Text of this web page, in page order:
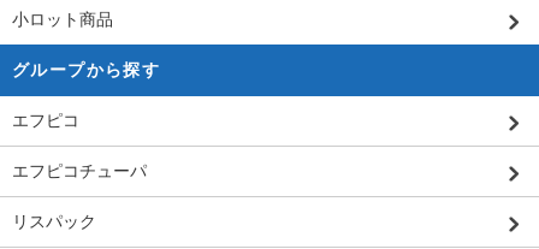
小ロット商品
グループから探す
エフピコ
エフピコチューパ
リスパック